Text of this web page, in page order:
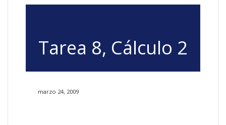
Tarea 8, Cálculo 2
marzo 24, 2009